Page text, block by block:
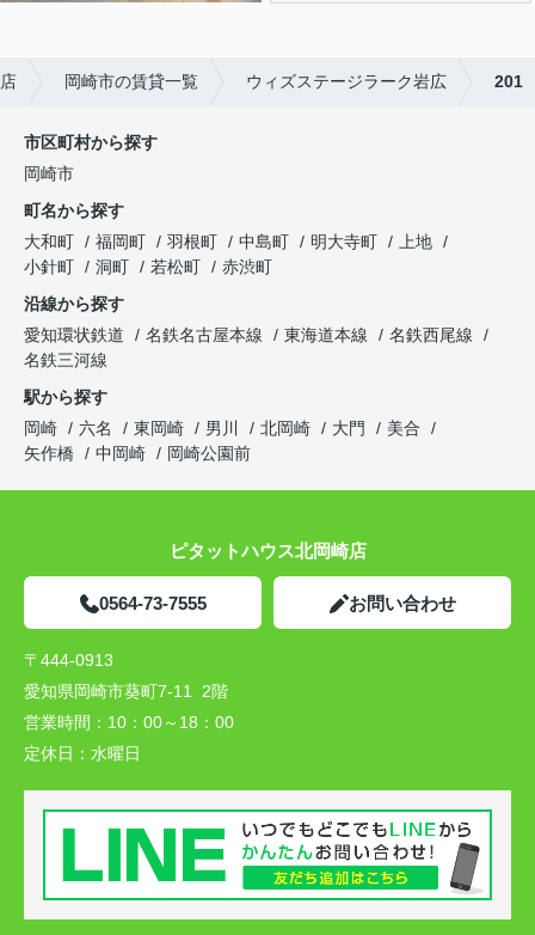
岡崎市の賃貸一覧 ウィズステージラーク岩広 201
市区町村から探す
岡崎市
町名から探す
大和町
福岡町 羽根町 中島町 明大寺町
上地
小針町
洞町 若松町
赤渋町
沿線から探す
愛知環状鉄道
名鉄名古屋本線 東海道本線
名鉄西尾線
名鉄三河線
駅から探す
岡崎
六名 東岡崎 男川 北岡崎 大門
美合
矢作橋
中岡崎 岡崎公園前
ピタットハウス北岡崎店
0564-73-7555 お問い合わせ
〒444-0913
愛知県岡崎市葵町7-11 2階
営業時間： 10：00～18：00
定休日： 水曜日